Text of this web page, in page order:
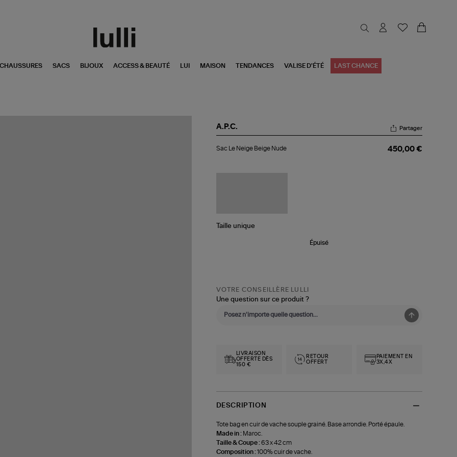
CHAUSSURES SACS BIJOUX ACCESS & BEAUTÉ LUI MAISON TENDANCES VALISE D'ÉTÉ LAST CHANCE
A.P.C.
Le
Partager
Sac Le Neige Beige Nude 450,00 €
Taille unique
Épuisé
VOTRE CONSEILLÈRE LULLI
Une question sur ce produit ?
LIVRAISON
OFFERTE DÈS
150 €
RETOUR
OFFERT
PAIEMENT EN
3X,4X
DESCRIPTION
Tote bag en cuir de vache souple grainé. Base arrondie. Porté épaule.
Made in : Maroc.
Taille & Coupe :63 x 42 cm
Composition :100% cuir de vache.